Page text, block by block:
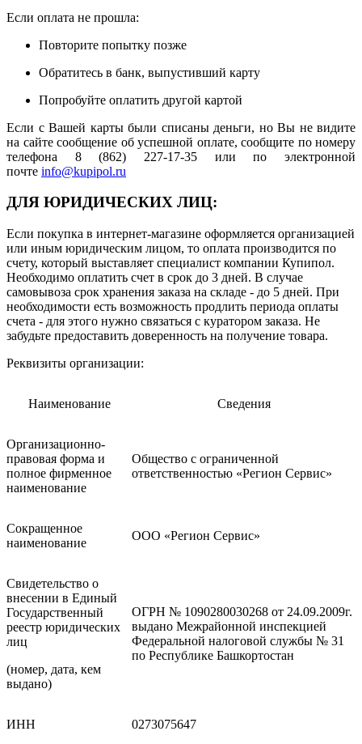
Если оплата не прошла:
Повторите попытку позже
Обратитесь в банк, выпустивший карту
Попробуйте оплатить другой картой
Если с Вашей карты были списаны деньги, но Вы не видите
на сайте сообщение об успешной оплате, сообщите по номеру
телефона 8 (862) 227-17-35 или по электронной
почте info@kupipol.ru
ДЛЯ ЮРИДИЧЕСКИХ ЛИЦ:
Если покупка в интернет-магазине оформляется организацией
или иным юридическим лицом, то оплата производится по
счету, который выставляет специалист компании Купипол.
Необходимо оплатить счет в срок до 3 дней. В случае
самовывоза срок хранения заказа на складе - до 5 дней. При
необходимости есть возможность продлить периода оплаты
счета - для этого нужно связаться с куратором заказа. Не
забудьте предоставить доверенность на получение товара.
Реквизиты организации:
Наименование Сведения
Организационно-
правовая форма и
полное фирменное
наименование
Общество с ограниченной
ответственностью «Регион Сервис»
Сокращенное
наименование
ООО «Регион Сервис»
Свидетельство о
внесении в Единый
Государственный
реестр юридических
лиц
(номер, дата, кем
выдано)
ОГРН № 1090280030268 от 24.09.2009г.
выдано Межрайонной инспекцией
Федеральной налоговой службы № 31
по Республике Башкортостан
ИНН 0273075647